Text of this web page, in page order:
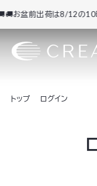
お盆前出荷は8/12の10時
トップ ログイン